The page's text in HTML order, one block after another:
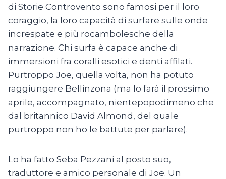
di Storie Controvento sono famosi per il loro
coraggio, la loro capacità di surfare sulle onde
increspate e più rocambolesche della
narrazione. Chi surfa è capace anche di
immersioni fra coralli esotici e denti affilati.
Purtroppo Joe, quella volta, non ha potuto
raggiungere Bellinzona (ma lo farà il prossimo
aprile, accompagnato, nientepopodimeno che
dal britannico David Almond, del quale
purtroppo non ho le battute per parlare).
Lo ha fatto Seba Pezzani al posto suo,
traduttore e amico personale di Joe. Un